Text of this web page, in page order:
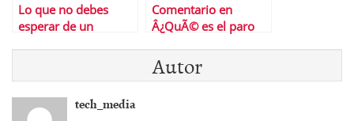
Lo que no debes
esperar de un
Comentario en
Â¿QuÃ© es el paro
por ISABEL
Autor
tech_media